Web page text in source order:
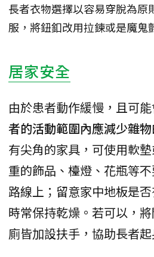
長者衣物選擇以容易穿脫為原
服，將鈕釦改用拉鍊或是魔
居家安全
由於患者動作緩慢，且可
者的活動範圍內應減少雜
有尖角的家具，可使用軟
重的飾品、檯燈、花瓶等
路線上；留意家中地板是
時常保持乾燥。若可以，
廁皆加設扶手，協助長者起